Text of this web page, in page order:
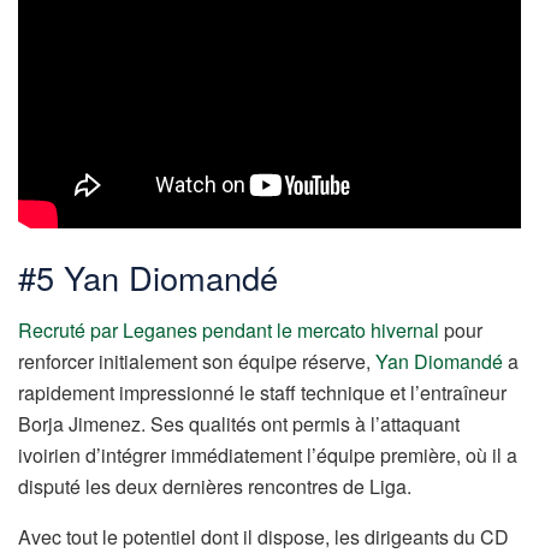
#5 Yan Diomandé
Recruté par Leganes pendant le mercato hivernal pour
renforcer initialement son équipe réserve, Yan Diomandéa
rapidement impressionné le staff technique et l’entraîneur
Borja Jimenez. Ses qualités ont permis à l’attaquant
ivoirien d’intégrer immédiatement l’équipe première, où il a
disputé les deux dernières rencontres de Liga.
Avec tout le potentiel dont il dispose, les dirigeants du CD